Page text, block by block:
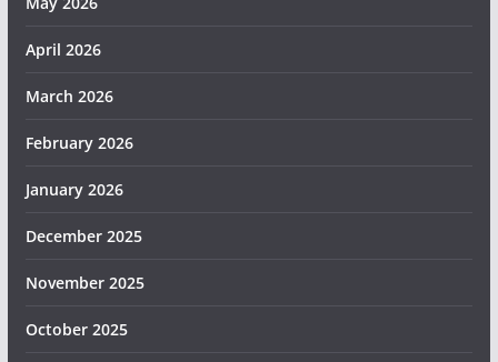
April 2026
March 2026
February 2026
January 2026
December 2025
November 2025
October 2025